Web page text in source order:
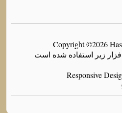
افزار زیر استفاده شده است
Responsive